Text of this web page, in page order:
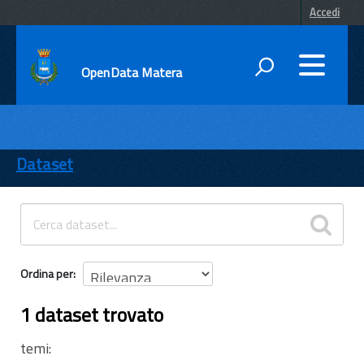
Accedi
OpenData Matera
ENTI
TEMI
INFORMAZIONI
Dataset
Ordina per
1 dataset trovato
temi: